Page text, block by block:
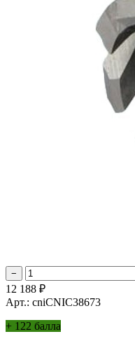
12 188 ₽
Арт.: cniCNIC38673
+ 122 балла